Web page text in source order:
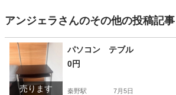
アンジェラ さんのその他の投稿記事
売ります
パソコン テブル
0円
秦野駅 7月5日